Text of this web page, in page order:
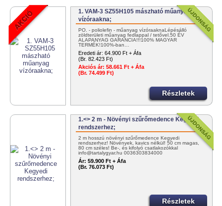
1. VAM-3 SZ55H105 mászható műanyag
vízóraakna;
PO. - poliolefin - műanyag vízóraaknaLépésálló
zöldterületi műanyag fedlappal / tetővel.50 ÉV
ALAPANYAG GARANCIA!!!100% MAGYAR
TERMÉK!100%-ban…
Eredeti ár: 64.900 Ft + Áfa
(Br. 82.423 Ft)
Akciós ár: 58.661 Ft + Áfa
(Br. 74.499 Ft)
Részletek
1.<> 2 m - Növényi szűrőmedence Kegyedi
rendszerhez;
2 m hosszú növényi szűrőmedence Kegyedi
rendszerhez! Növények, kavics nélkül! 50 cm magas,
80 cm széles! Be-, és kifolyó csatlakozókkal
info@tartalygyar.hu 0036303834000
Ár: 59.900 Ft + Áfa
(Br. 76.073 Ft)
Részletek